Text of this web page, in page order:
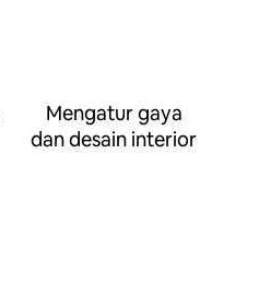
Mengatur gaya
dan desain interior